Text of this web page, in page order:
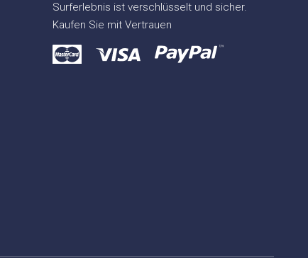
Surferlebnis ist verschlüsselt und sicher.
Kaufen Sie mit Vertrauen